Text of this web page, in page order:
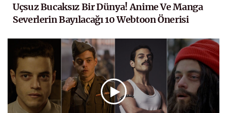
Uçsuz Bucaksız Bir Dünya! Anime Ve Manga
Severlerin Bayılacağı 10 Webtoon Önerisi